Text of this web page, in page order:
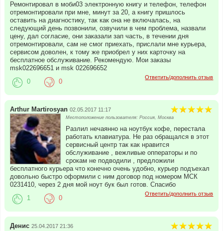
Ремонтировал в моби03 электронную книгу и телефон, телефон
отремонтировали при мне, минут за 20, а книгу пришлось
оставить на диагностику, так как она не включалась, на
следующий день позвонили, озвучили в чем проблема, назвали
цену, дал согласие, они заказали зап часть, в течении дня
отремонтировали, сам не смог приехать, прислали мне курьера,
сервисом доволен, к тому же приобрел у них карточку на
бесплатное обслуживание. Рекомендую. Мои заказы
msk022696651 и msk 022696652
Ответить/дополнить отзыв
0 0
Arthur Martirosyan 02.05.2017 11:17
Местоположение пользователя: Россия, Москва
Разлил нечаянно на ноутбук кофе, перестала
работать клавиатура. Не раз обращался в этот
сервисный центр так как нравится
обслуживание , вежливые опператоры и по
срокам не подводили , предложили
бесплатного курьера что конечно очень удобно, курьер подъехал
довольно быстро оформили с ним договор под номером МСК
0231410, через 2 дня мой ноут бук был готов. Спасибо
Ответить/дополнить отзыв
1 0
Денис 25.04.2017 21:36